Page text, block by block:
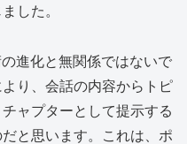
した。
進化と無関係ではないで
り、会話の内容からトピ
ャプターとして提示する
と思います。これは、ポ